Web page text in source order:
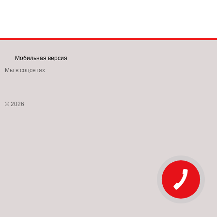
Мобильная версия
Мы в соцсетях
© 2026